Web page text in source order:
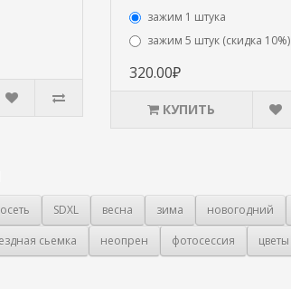
зажим 1 штука
зажим 5 штук (скидка 10%)
320.00₽
КУПИТЬ
SDXL весна зима новогодний
сьемка неопрен фотосессия цветы